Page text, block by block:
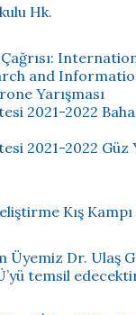
Hk.
and
Yarışması
2021-2022
2021-2022 Güz
Kış Kampı
Üyemiz Dr. Ulaş
temsil